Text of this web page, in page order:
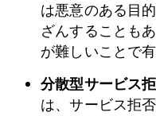
は悪意のある目
ざんすることも
が難しいことで有
分散型サービス
は、サービス拒